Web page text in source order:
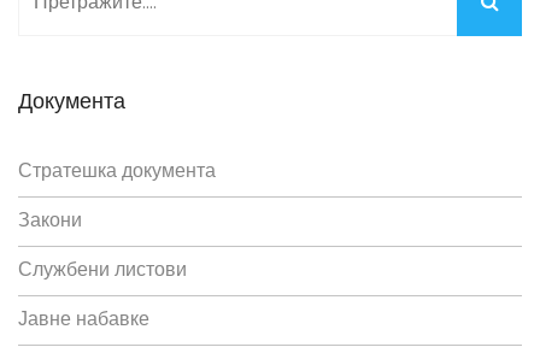
Документа
Стратешка документа
Закони
Службени листови
Јавне набавке